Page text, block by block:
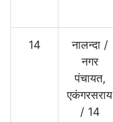
14 नालन्दा/
नगर
पंचायत,
एकंगरसराय
/ 14